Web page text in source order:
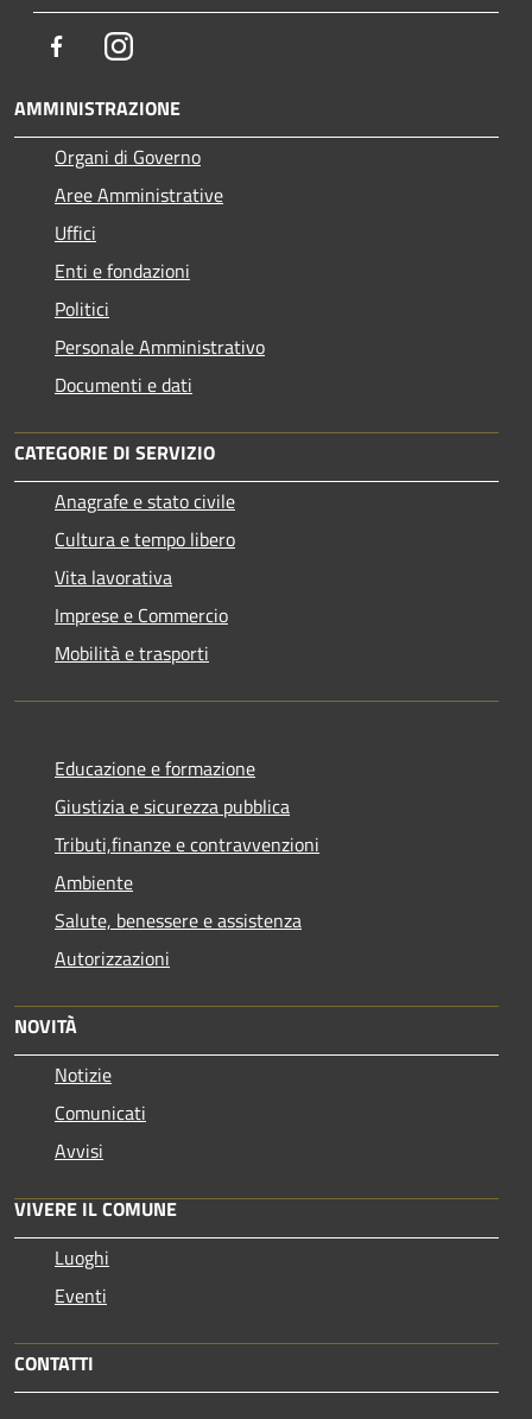
FacebookInstagram
AMMINISTRAZIONE
Organi di Governo
Aree Amministrative
Uffici
Enti e fondazioni
Politici
Personale Amministrativo
Documenti e dati
CATEGORIE DI SERVIZIO
Anagrafe e stato civile
Cultura e tempo libero
Vita lavorativa
Imprese e Commercio
Mobilità e trasporti
Educazione e formazione
Giustizia e sicurezza pubblica
Tributi,finanze e contravvenzioni
Ambiente
Salute, benessere e assistenza
Autorizzazioni
NOVITÀ
Notizie
Comunicati
Avvisi
VIVERE IL COMUNE
Luoghi
Eventi
CONTATTI